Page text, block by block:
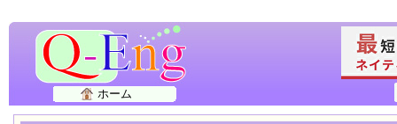
ホーム